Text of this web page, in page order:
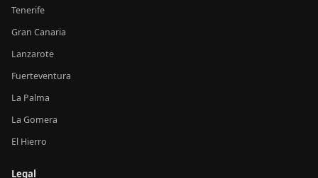
Tenerife
Gran Canaria
Lanzarote
Fuerteventura
La Palma
La Gomera
El Hierro
Legal